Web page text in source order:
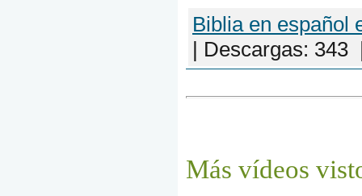
Biblia en español
| Descargas: 343
Más vídeos